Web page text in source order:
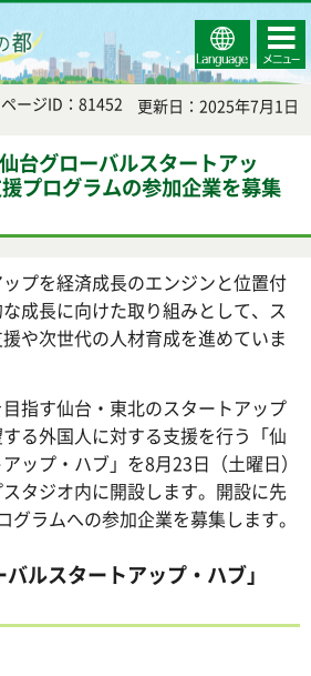
Select
Language
コンテ
ンツメ
ニュー
ページID：81452 更新日：2025年7月1日
台グローバルスタートアッ
プログラムの参加企業を募集
プを経済成長のエンジンと位置付
成長に向けた取り組みとして、ス
や次世代の人材育成を進めていま
指す仙台・東北のスタートアップ
る外国人に対する支援を行う「仙
ップ・ハブ」を8月23日（土曜日）
タジオ内に開設します。開設に先
グラムへの参加企業を募集します。
ルスタートアップ・ハブ」